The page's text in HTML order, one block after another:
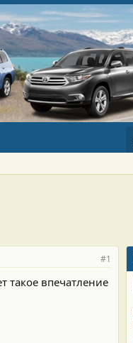
#1
такое впечатление